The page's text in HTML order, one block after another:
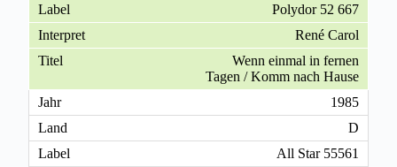
Polydor 52 667
René Carol
Wenn einmal in fernen
Tagen / Komm nach Hause
1985
D
All Star 55561